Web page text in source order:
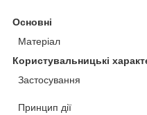
Основні
Матеріал
Користувальницькі
Застосування
Принцип дії